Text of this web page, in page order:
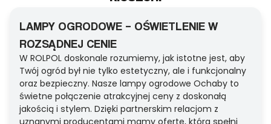
LAMPY OGRODOWE – OŚWIETLENIE W
ROZSĄDNEJ CENIE
W ROLPOL doskonale rozumiemy, jak istotne jest, aby
Twój ogród był nie tylko estetyczny, ale i funkcjonalny
oraz bezpieczny. Nasze lampy ogrodowe Ochaby to
świetne połączenie atrakcyjnej ceny z doskonałą
jakością i stylem. Dzięki partnerskim relacjom z